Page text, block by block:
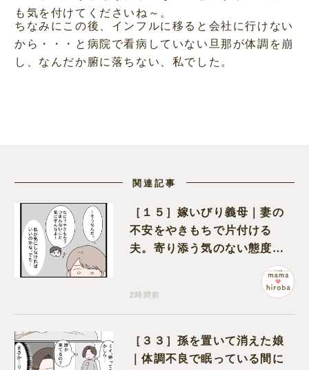
も気を付けてくださいね～。
ちなみにこの後、インフルに移ると会社に行けない
から・・・と病院で看病していない旦那が体調を崩
し、なんだか腑に落ちない、私でした。
関連記事
［１５］嫁いびり義母｜妻の
不安をやきもちで片付ける
夫。寄り添う気のない態度に
2時間前
［３３］孫を置いて消えた娘
｜体調不良で眠っている間に